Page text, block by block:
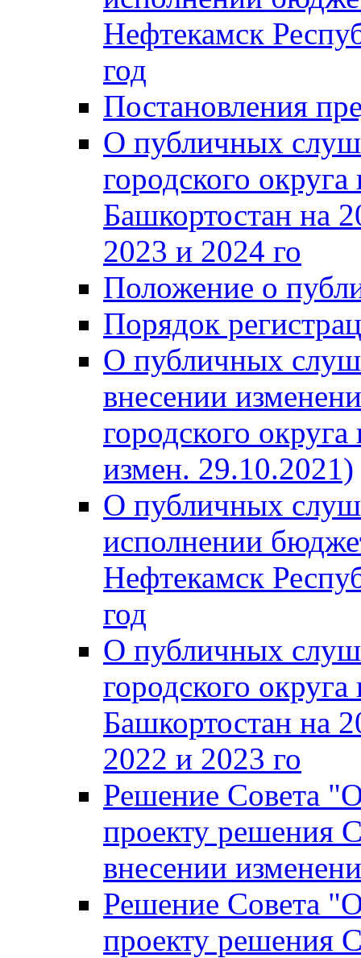
Нефтекамск
год
Постановления
О публичных
городского
Башкортостан на
2023 и 2024 го
Положение о
Порядок
О публичных
внесении
городского
измен. 29.10.2021)
О публичных
исполнении
Нефтекамск
год
О публичных
городского
Башкортостан на
2022 и 2023 го
Решение Совета
проекту решения
внесении
Решение Совета
проекту решения